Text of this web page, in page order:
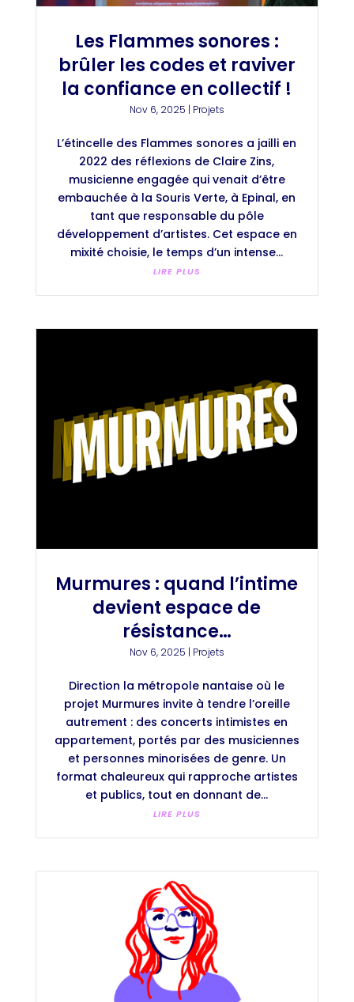
Les Flammes sonores :
brûler les codes et raviver
la confiance en collectif !
Nov 6, 2025 | Projets
L’étincelle des Flammes sonores a jailli en
2022 des réflexions de Claire Zins,
musicienne engagée qui venait d’être
embauchée à la Souris Verte, à Epinal, en
tant que responsable du pôle
développement d’artistes. Cet espace en
mixité choisie, le temps d’un intense...
LIRE PLUS
Murmures : quand l’intime
devient espace de
résistance…
Nov 6, 2025 | Projets
Direction la métropole nantaise où le
projet Murmures invite à tendre l’oreille
autrement : des concerts intimistes en
appartement, portés par des musiciennes
et personnes minorisées de genre. Un
format chaleureux qui rapproche artistes
et publics, tout en donnant de...
LIRE PLUS